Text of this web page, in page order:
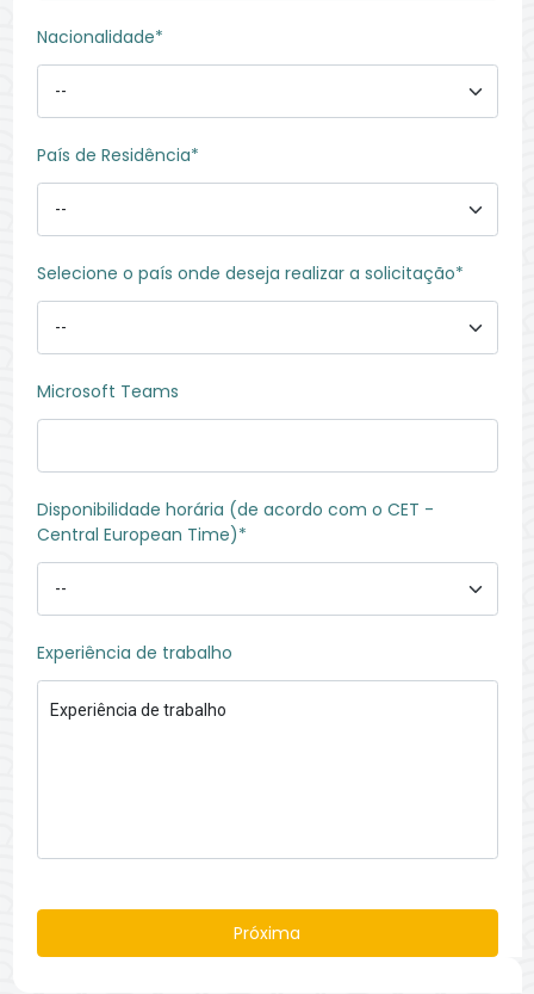
Nacionalidade*
País de Residência*
Selecione o país onde deseja realizar a solicitação*
Microsoft Teams
Disponibilidade horária (de acordo com o CET -
Central European Time)*
Experiência de trabalho
Experiência de trabalho
Próxima